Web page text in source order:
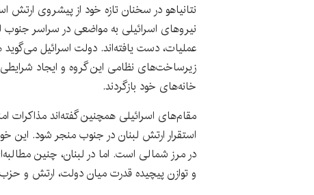
نتانیاهو در سخنان تازه خود از پیشروی ارتش
نیروهای اسرائیلی به مواضعی در سراسر جنوب
عملیات، دست یافته‌اند. دولت اسرائیل
زیرساخت‌های نظامی این گروه و ایجاد
خانه‌های خود بازگردند.
مقام‌های اسرائیلی همچنین گفته‌اند مذاکرات
استقرار ارتش لبنان در جنوب منجر شود. این
در مرز شمالی است. اما در لبنان، چنین
و توازن پیچیده قدرت میان دولت، ارتش و